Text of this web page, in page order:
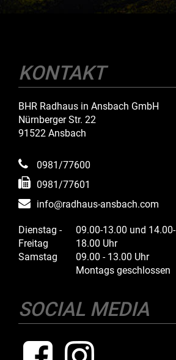
KONTAKT
BHR Radhaus in Ansbach GmbH
Nürnberger Str. 22
91522 Ansbach
0981/77600
0981/77601
info@radhaus-ansbach.com
Dienstag -
Freitag
09.00-13.00 und 14.00-
18.00 Uhr
Samstag
09.00 - 13.00 Uhr
Montags geschlossen
SOCIAL MEDIA